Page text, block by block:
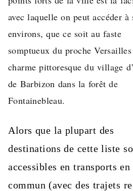
avec laquelle on peut accéder à
environs, que ce soit au faste
somptueux du proche
charme pittoresque du village
de Barbizon dans la forêt de
Fontainebleau.
Alors que la plupart des
destinations de cette liste
accessibles en transports en
commun (avec des trajets